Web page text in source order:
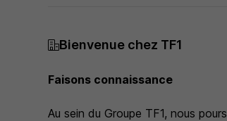
Bienvenue chez TF1
Faisons connaissance
Au sein du Groupe TF1, nous